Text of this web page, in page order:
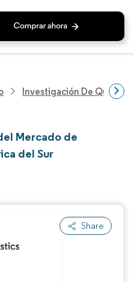
Investigación De
Mercado de
del Sur
Share